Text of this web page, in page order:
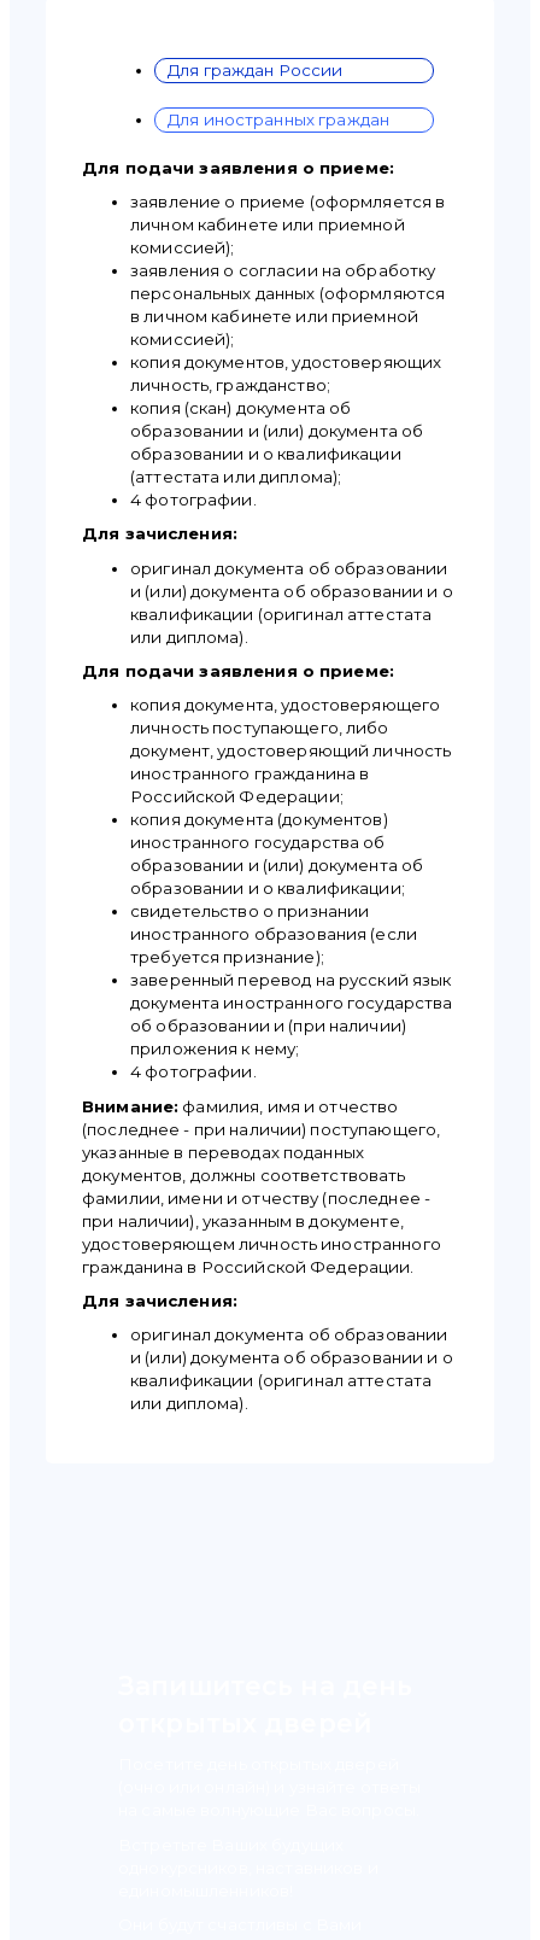
Для граждан России
Для иностранных граждан
Для подачи заявления о приеме:
заявление о приеме (оформляется в
личном кабинете или приемной
комиссией);
заявления о согласии на обработку
персональных данных (оформляются
в личном кабинете или приемной
комиссией);
копия документов, удостоверяющих
личность, гражданство;
копия (скан) документа об
образовании и (или) документа об
образовании и о квалификации
(аттестата или диплома);
4 фотографии.
Для зачисления:
оригинал документа об образовании
и (или) документа об образовании и о
квалификации (оригинал аттестата
или диплома).
Для подачи заявления о приеме:
копия документа, удостоверяющего
личность поступающего, либо
документ, удостоверяющий личность
иностранного гражданина в
Российской Федерации;
копия документа (документов)
иностранного государства об
образовании и (или) документа об
образовании и о квалификации;
свидетельство о признании
иностранного образования (если
требуется признание);
заверенный перевод на русский язык
документа иностранного государства
об образовании и (при наличии)
приложения к нему;
4 фотографии.
Внимание: фамилия, имя и отчество
(последнее - при наличии) поступающего,
указанные в переводах поданных
документов, должны соответствовать
фамилии, имени и отчеству (последнее -
при наличии), указанным в документе,
удостоверяющем личность иностранного
гражданина в Российской Федерации.
Для зачисления:
оригинал документа об образовании
и (или) документа об образовании и о
квалификации (оригинал аттестата
или диплома).